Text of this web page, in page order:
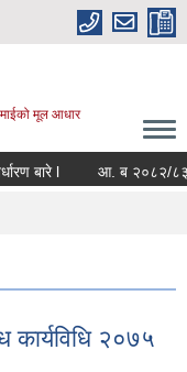
मूल आधार
बारे l आ. ब २०८२/८३
कार्यविधि २०७५